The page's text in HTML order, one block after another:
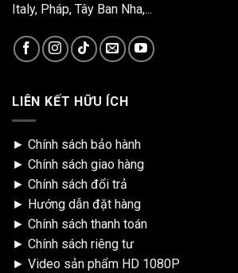
Italy, Pháp, Tây Ban Nha,...
LIÊN KẾT HỮU ÍCH
► Chính sách bảo hành
► Chính sách giao hàng
► Chính sách đổi trả
► Hướng dẫn đặt hàng
► Chính sách thanh toán
► Chính sách riêng tư
► Video sản phẩm HD 1080P